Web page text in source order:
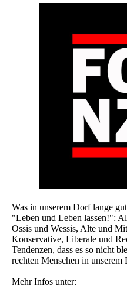
Was in unserem Dorf lange
"Leben und Leben lassen!":
Ossis und Wessis, Alte und
Konservative, Liberale und
Tendenzen, dass es so nicht
rechten Menschen in unserem
Mehr Infos unter: